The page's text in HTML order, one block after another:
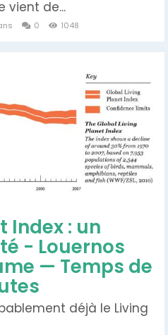
vient de...
0 1048
Index : un
- Louernos
— Temps de
déjà le Living